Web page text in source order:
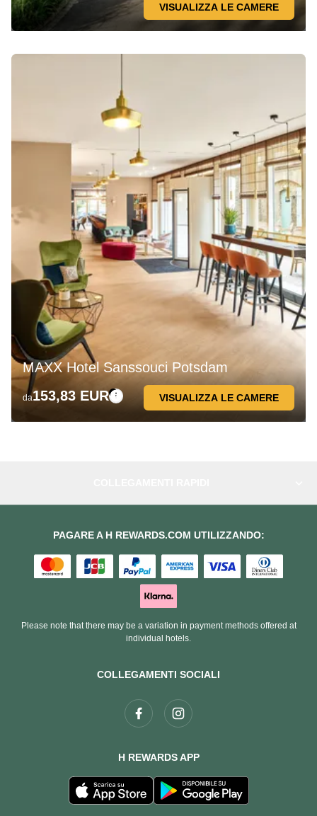
VISUALIZZA LE CAMERE
MAXX Hotel Sanssouci Potsdam
da153,83 EUR VISUALIZZA LE CAMERE
COLLEGAMENTI SOCIALI
H REWARDS APP
PAGARE A H REWARDS.COM UTILIZZANDO:
Please note that there may be a variation in payment methods offered at
individual hotels.